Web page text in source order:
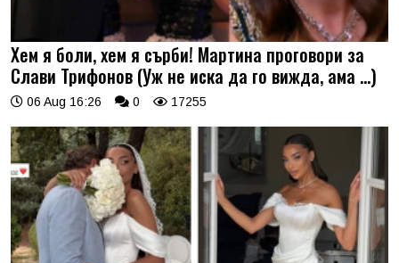
Хем я боли, хем я сърби! Мартина проговори за
Слави Трифонов (Уж не иска да го вижда, ама …)
06 Aug 16:26 0 17255